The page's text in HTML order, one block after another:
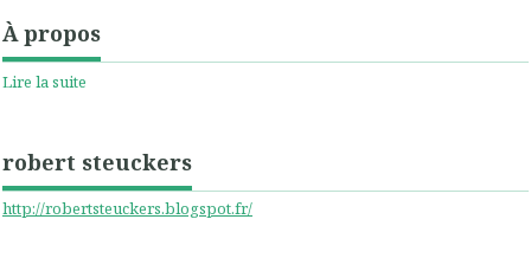
À propos
Lire la suite
robert steuckers
http://robertsteuckers.blogspot.fr/